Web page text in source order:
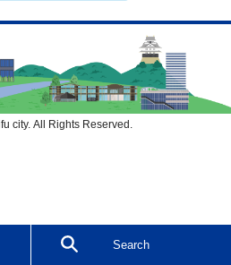
Search
city. All Rights Reserved.